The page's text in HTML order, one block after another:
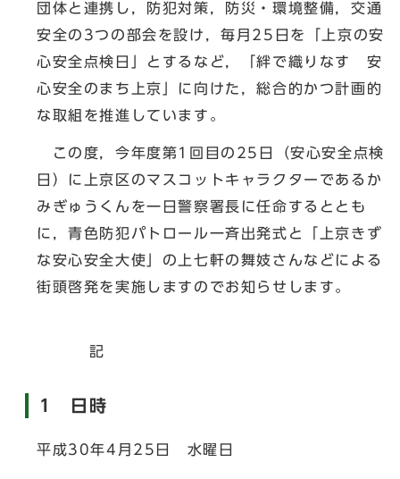
団体と連携し，防犯対策，防災・環境整備，交通
安全の3つの部会を設け，毎月25日を「上京の安
心安全点検日」とするなど，「絆で織りなす 安
心安全のまち上京」に向けた，総合的かつ計画的
な取組を推進しています。
この度，今年度第1回目の25日（安心安全点検
日）に上京区のマスコットキャラクターであるか
みぎゅうくんを一日警察署長に任命するととも
に，青色防犯パトロール一斉出発式と「上京きず
な安心安全大使」の上七軒の舞妓さんなどによる
街頭啓発を実施しますのでお知らせします。
記
1 日時
平成30年4月25日 水曜日